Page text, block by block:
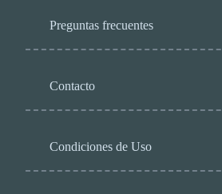
Preguntas frecuentes
Contacto
Condiciones de Uso